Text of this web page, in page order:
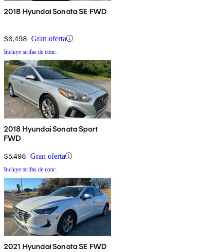
2018 Hyundai Sonata SE FWD
$6,498 Gran oferta
Incluye tarifas de conc.
2018 Hyundai Sonata Sport
FWD
$5,498 Gran oferta
Incluye tarifas de conc.
2021 Hyundai Sonata SE FWD